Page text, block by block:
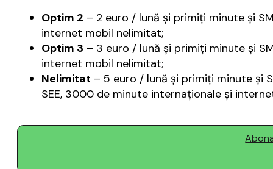
Optim 2 – 2 euro / lună şi primiţi minute şi
internet mobil nelimitat;
Optim 3 – 3 euro / lună şi primiţi minute şi
internet mobil nelimitat;
Nelimitat – 5 euro / lună şi primiţi minute şi
SEE, 3000 de minute internaţionale şi